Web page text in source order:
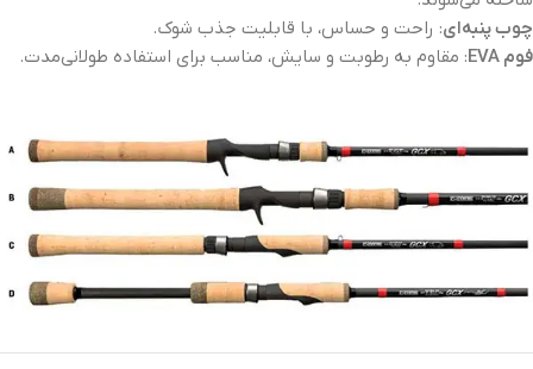
چوب پنبه‌ای: راحت و حساس، با قابلیت جذب شوک.
فوم EVA
: مقاوم به رطوبت و سایش، مناسب برای استفاده طولانی‌مدت.